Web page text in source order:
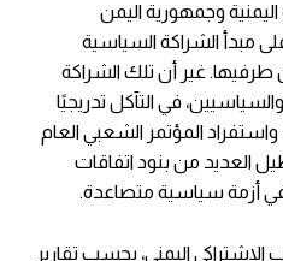
وجمهورية اليمن
مبدأ الشراكة السياسية
غير أن تلك الشراكة
في التآكل تدريجيًا
واستفراد المؤتمر الشعبي العام
العديد من بنود اتفاقات
في أزمة سياسية متصاعدة.
اليمني، بحسب تقارير